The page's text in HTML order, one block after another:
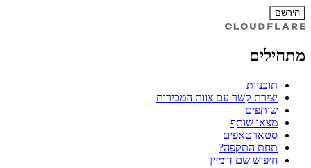
הירשם
מתחילים
תוכניות
יצירת קשר עם צוות המכירות
שותפים
מצאו שותף
סטארטאפים
תחת התקפה?
חיפוש שם דומיין